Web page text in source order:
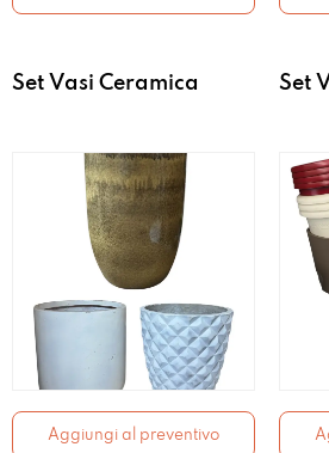
Set Vasi Ceramica
Aggiungi al preventivo
Set